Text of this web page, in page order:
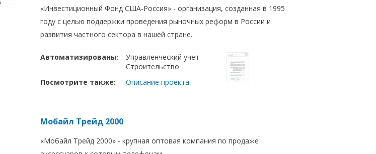
«Инвестиционный Фонд США-Россия» - организация, созданная в 1995
году с целью поддержки проведения рыночных реформ в России и
развития частного сектора в нашей стране.
Автоматизированы:
Управленческий учет
Строительство
Посмотрите также:
Описание проекта
Мобайл Трейд 2000
«Мобайл Трейд 2000» - крупная оптовая компания по продаже